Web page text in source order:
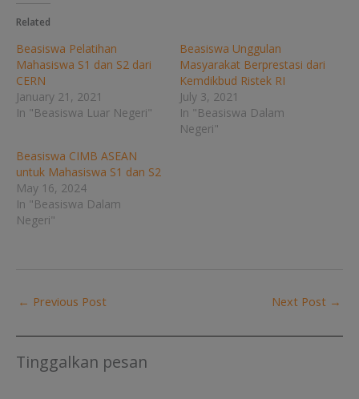
Related
Beasiswa Pelatihan
Mahasiswa S1 dan S2 dari
CERN
January 21, 2021
In "Beasiswa Luar Negeri"
Beasiswa Unggulan
Masyarakat Berprestasi dari
Kemdikbud Ristek RI
July 3, 2021
In "Beasiswa Dalam
Negeri"
Beasiswa CIMB ASEAN
untuk Mahasiswa S1 dan S2
May 16, 2024
In "Beasiswa Dalam
Negeri"
← Previous Post Next Post →
Tinggalkan pesan